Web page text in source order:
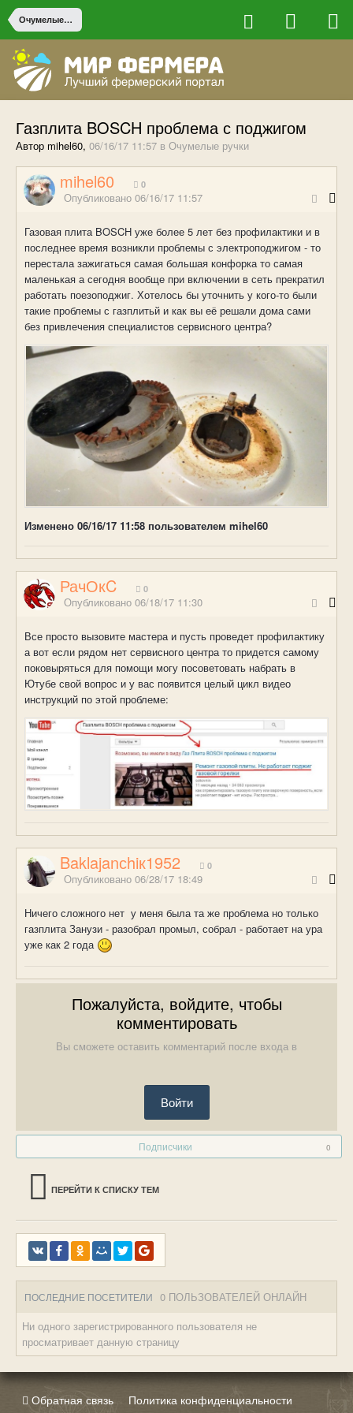
Очумелые ручки
Газплита BOSCH проблема с поджигом
Автор mihel60, 06/16/17 11:57 в Очумелые ручки
mihel60 0
Опубликовано 06/16/17 11:57
Газовая плита BOSCH уже более 5 лет без профилактики и в
последнее время возникли проблемы с электроподжигом - то
перестала зажигаться самая большая конфорка то самая
маленькая а сегодня вообще при включении в сеть прекратил
работать поезоподжиг. Хотелось бы уточнить у кого-то были
такие проблемы с газплитьй и как вы её решали дома сами
без привлечения специалистов сервисного центра?
Изменено 06/16/17 11:58 пользователем mihel60
РачОкC 0
Опубликовано 06/18/17 11:30
Все просто вызовите мастера и пусть проведет профилактику
а вот если рядом нет сервисного центра то придется самому
поковыряться для помощи могу посоветовать набрать в
Ютубе свой вопрос и у вас появится целый цикл видео
инструкций по этой проблеме:
Baklajanсhiк1952 0
Опубликовано 06/28/17 18:49
Ничего сложного нет у меня была та же проблема но только
газплита Занузи - разобрал промыл, собрал - работает на ура
уже как 2 года
Пожалуйста, войдите, чтобы
комментировать
Вы сможете оставить комментарий после входа в
Войти
Подписчики 0
ПЕРЕЙТИ К СПИСКУ ТЕМ
ПОСЛЕДНИЕ ПОСЕТИТЕЛИ 0 ПОЛЬЗОВАТЕЛЕЙ ОНЛАЙН
Ни одного зарегистрированного пользователя не
просматривает данную страницу
Обратная связь Политика конфиденциальности